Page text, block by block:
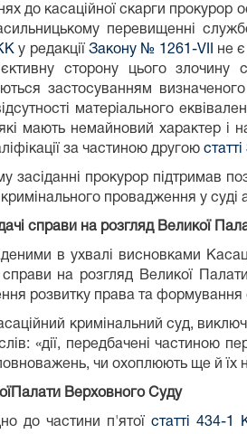
до касаційної скарги прокурор
перевищенні
у редакції Закону № 1261-VІІ не
сторону цього
застосуванням
матеріального
мають немайновий характер і
за частиною другою
засіданні прокурор підтримав
провадження у суді
справи на розгляд Великої
в ухвалі висновками
на розгляд Великої
розвитку права та формування
кримінальний суд,
«дії, передбачені частиною
чи охоплюють ще й їх
Верховного Суду
до частини п'ятої статті 434-1